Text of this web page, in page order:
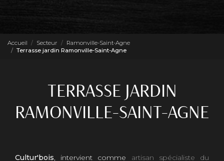
Accueil Secteur
Ramonville-Saint-Agne
Terrasse jardin Ramonville-Saint-Agne
TERRASSE JARDIN
RAMONVILLE-SAINT-AGNE
Cultur'bois, intervient comme artisan spécialiste du